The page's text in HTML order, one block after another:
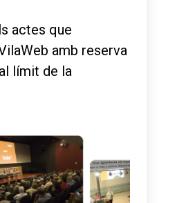
actes que
amb reserva
límit de la